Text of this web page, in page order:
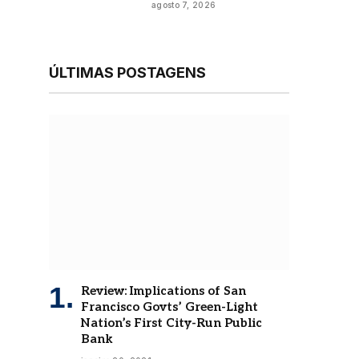
agosto 7, 2026
ÚLTIMAS POSTAGENS
Review: Implications of San
Francisco Govts’ Green-Light
Nation’s First City-Run Public
Bank